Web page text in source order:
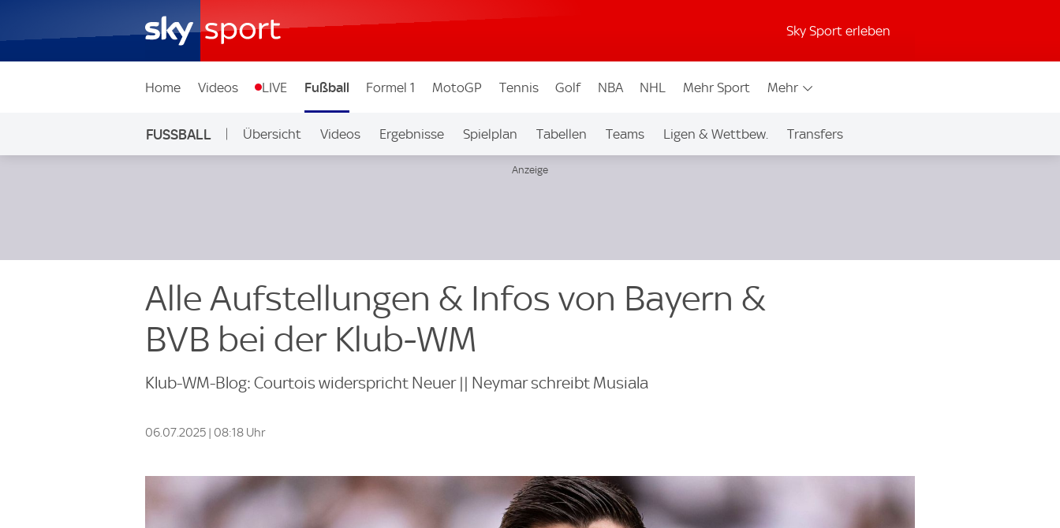
Sky Sport erleben
Home Videos LIVE Fußball Formel 1 MotoGP Tennis Golf NBA NHL Mehr Sport Mehr
FUSSBALL Übersicht Videos Ergebnisse Spielplan Tabellen Teams Ligen & Wettbew. Transfers
Alle Aufstellungen & Infos von Bayern &
BVB bei der Klub-WM
Klub-WM-Blog: Courtois widerspricht Neuer || Neymar schreibt Musiala
06.07.2025 | 08:18 Uhr